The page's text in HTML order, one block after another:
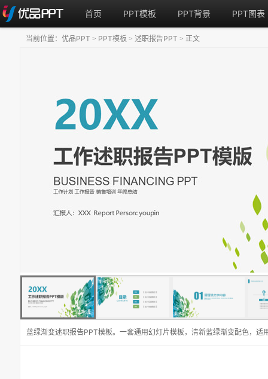
首页 PPT模板 PPT背景 PPT图表
蓝绿渐变述职报告PPT模板。一套通用幻灯片模板，清新蓝绿渐变配色，适
当前位置： 优品PPT > PPT模板 > 述职报告PPT > 正文